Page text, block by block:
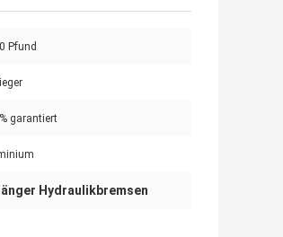
Pfund
garantiert
Hydraulikbremsen